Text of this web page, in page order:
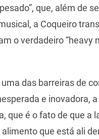
que, além de
a Coqueiro
o verdadeiro “heavy
uma das barreiras de
e inovadora,
que é o fato de que a
que está ali